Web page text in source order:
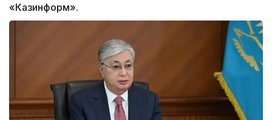
«Казинформ».